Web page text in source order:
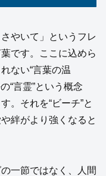
やいて」というフレ
です。ここに込めら
ない“言葉の温
“言霊”という概念
。それを“ビーチ”と
絆がより強くなると
一節ではなく、人間